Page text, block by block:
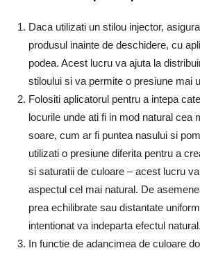
Daca utilizati un stilou injector,
produsul inainte de deschidere, cu
podea. Acest lucru va ajuta la
stiloului si va permite o presiune mai
Folositi aplicatorul pentru a intepa
locurile unde ati fi in mod natural cea
soare, cum ar fi puntea nasului si
utilizati o presiune diferita pentru a
si saturatii de culoare – acest lucru
aspectul cel mai natural. De
prea echilibrate sau distantate
intentionat va indeparta efectul natural.
In functie de adancimea de culoare